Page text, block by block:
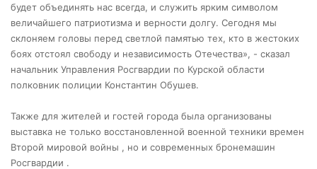
будет объединять нас всегда, и служить ярким символом
величайшего патриотизма и верности долгу. Сегодня мы
склоняем головы перед светлой памятью тех, кто в жестоких
боях отстоял свободу и независимость Отечества», - сказал
начальник Управления Росгвардии по Курской области
полковник полиции Константин Обушев.
Также для жителей и гостей города была организованы
выставка не только восстановленной военной техники времен
Второй мировой войны , но и современных бронемашин
Росгвардии .